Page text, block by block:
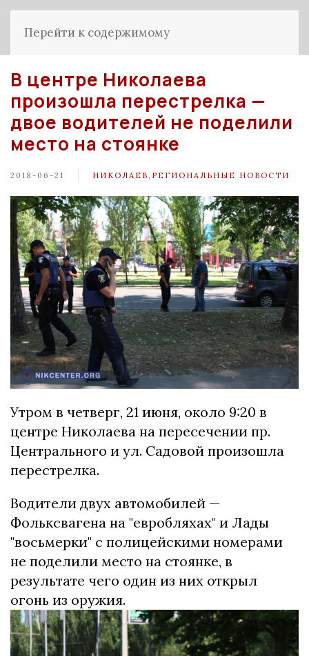
Перейти к содержимому
В центре Николаева
произошла перестрелка —
двое водителей не поделили
место на стоянке
2018-06-21 НИКОЛАЕВ РЕГИОНАЛЬНЫЕ НОВОСТИ
Утром в четверг, 21 июня, около 9:20 в
центре Николаева на пересечении пр.
Центрального и ул. Садовой произошла
перестрелка.
Водители двух автомобилей —
Фольксвагена на "евробляхах" и Лады
"восьмерки" с полицейскими номерами
не поделили место на стоянке, в
результате чего один из них открыл
огонь из оружия.